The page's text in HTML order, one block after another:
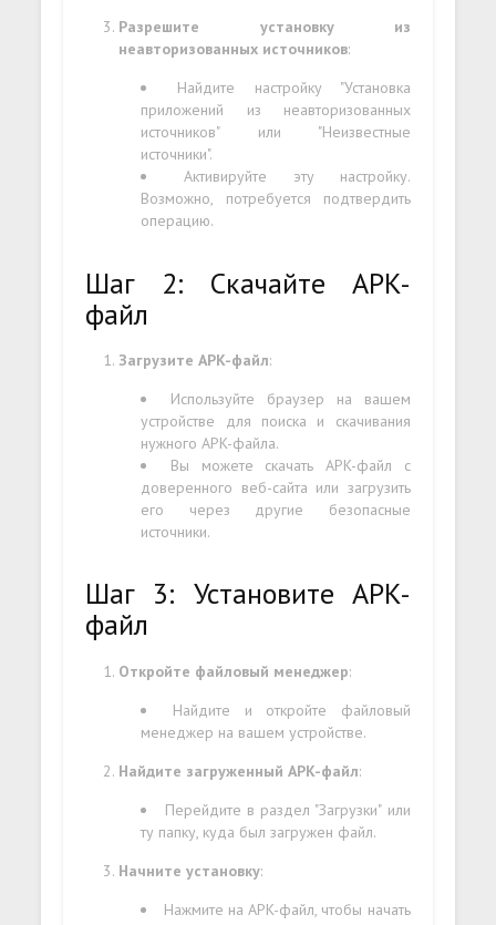
Разрешите установку из
неавторизованных источников:
Найдите настройку "Установка
приложений из неавторизованных
источников" или "Неизвестные
источники".
Активируйте эту настройку.
Возможно, потребуется подтвердить
операцию.
Шаг 2: Скачайте APK-
файл
Загрузите APK-файл:
Используйте браузер на вашем
устройстве для поиска и скачивания
нужного APK-файла.
Вы можете скачать APK-файл с
доверенного веб-сайта или загрузить
его через другие безопасные
источники.
Шаг 3: Установите APK-
файл
Откройте файловый менеджер:
Найдите и откройте файловый
менеджер на вашем устройстве.
Найдите загруженный APK-файл:
Перейдите в раздел "Загрузки" или
ту папку, куда был загружен файл.
Начните установку:
Нажмите на APK-файл, чтобы начать